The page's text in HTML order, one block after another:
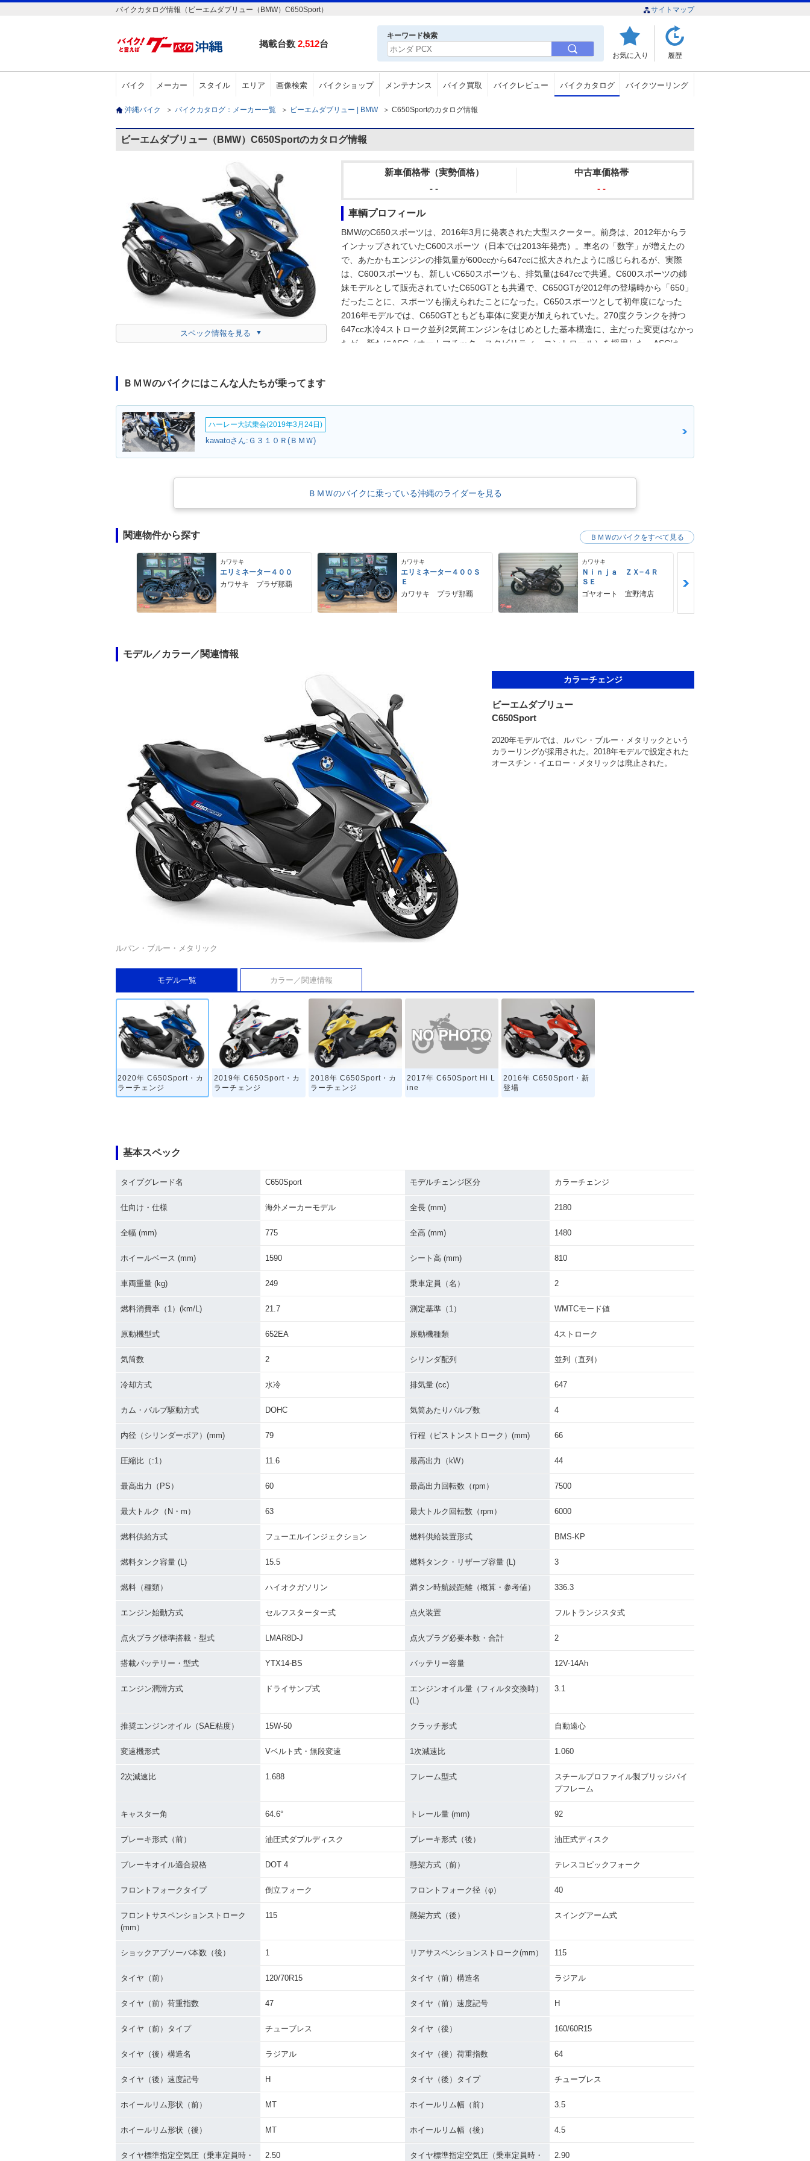
バイクカタログ情報（ビーエムダブリュー（BMW）C650Sport） サイトマップ
掲載台数 2,512台
キーワード検索
お気に入り 履歴
バイク メーカー スタイル エリア 画像検索 バイクショップ メンテナンス バイク買取 バイクレビュー バイクカタログ バイクツーリング
沖縄バイク ＞ バイクカタログ：メーカー一覧 ＞ ビーエムダブリュー | BMW ＞ C650Sportのカタログ情報
ビーエムダブリュー（BMW）C650Sportのカタログ情報
スペック情報を見る
新車価格帯（実勢価格）
- -
中古車価格帯
- -
車輌プロフィール
BMWのC650スポーツは、2016年3月に発表された大型スクーター。前身は、2012年からラ
インナップされていたC600スポーツ（日本では2013年発売）。車名の「数字」が増えたの
で、あたかもエンジンの排気量が600ccから647ccに拡大されたように感じられるが、実際
は、C600スポーツも、新しいC650スポーツも、排気量は647ccで共通。C600スポーツの姉
妹モデルとして販売されていたC650GTとも共通で、C650GTが2012年の登場時から「650」
だったことに、スポーツも揃えられたことになった。C650スポーツとして初年度になった
2016年モデルでは、C650GTともども車体に変更が加えられていた。270度クランクを持つ
647cc水冷4ストローク並列2気筒エンジンをはじめとした基本構造に、主だった変更はなかっ
たが、新たにASC（オートマチック・スタビリティ・コントロール）を採用した。ASCは、
ＢＭＷのバイクにはこんな人たちが乗ってます
ハーレー大試乗会(2019年3月24日)
kawatoさん:Ｇ３１０Ｒ(ＢＭＷ)
ＢＭＷのバイクに乗っている沖縄のライダーを見る
関連物件から探す
カワサキ
エリミネーター４００
カワサキ プラザ那覇
カワサキ
エリミネーター４００Ｓ
Ｅ
カワサキ プラザ那覇
カワサキ
Ｎｉｎｊａ ＺＸ−４Ｒ
ＳＥ
ゴヤオート 宜野湾店
ＢＭＷのバイクをすべて見る
モデル／カラー／関連情報
ルパン・ブルー・メタリック
カラーチェンジ
ビーエムダブリュー
C650Sport
2020年モデルでは、ルパン・ブルー・メタリックという
カラーリングが採用された。2018年モデルで設定された
オースチン・イエロー・メタリックは廃止された。
モデル一覧 カラー／関連情報
2020年 C650Sport・カ
ラーチェンジ
2019年 C650Sport・カ
ラーチェンジ
2018年 C650Sport・カ
ラーチェンジ
2017年 C650Sport Hi L
ine
2016年 C650Sport・新
登場
基本スペック
タイプグレード名 C650Sport モデルチェンジ区分 カラーチェンジ
仕向け・仕様 海外メーカーモデル 全長 (mm) 2180
全幅 (mm) 775 全高 (mm) 1480
ホイールベース (mm) 1590 シート高 (mm) 810
車両重量 (kg) 249 乗車定員（名） 2
燃料消費率（1）(km/L) 21.7 測定基準（1） WMTCモード値
原動機型式 652EA 原動機種類 4ストローク
気筒数 2 シリンダ配列 並列（直列）
冷却方式 水冷 排気量 (cc) 647
カム・バルブ駆動方式 DOHC 気筒あたりバルブ数 4
内径（シリンダーボア）(mm) 79 行程（ピストンストローク）(mm) 66
圧縮比（:1） 11.6 最高出力（kW） 44
最高出力（PS） 60 最高出力回転数（rpm） 7500
最大トルク（N・m） 63 最大トルク回転数（rpm） 6000
燃料供給方式 フューエルインジェクション 燃料供給装置形式 BMS-KP
燃料タンク容量 (L) 15.5 燃料タンク・リザーブ容量 (L) 3
燃料（種類） ハイオクガソリン 満タン時航続距離（概算・参考値） 336.3
エンジン始動方式 セルフスターター式 点火装置 フルトランジスタ式
点火プラグ標準搭載・型式 LMAR8D-J 点火プラグ必要本数・合計 2
搭載バッテリー・型式 YTX14-BS バッテリー容量 12V-14Ah
エンジン潤滑方式 ドライサンプ式
エンジンオイル量（フィルタ交換時）
(L)
3.1
推奨エンジンオイル（SAE粘度） 15W-50 クラッチ形式 自動遠心
変速機形式 Vベルト式・無段変速 1次減速比 1.060
2次減速比 1.688 フレーム型式
スチールプロファイル製ブリッジパイ
プフレーム
キャスター角 64.6° トレール量 (mm) 92
ブレーキ形式（前） 油圧式ダブルディスク ブレーキ形式（後） 油圧式ディスク
ブレーキオイル適合規格 DOT 4 懸架方式（前） テレスコピックフォーク
フロントフォークタイプ 倒立フォーク フロントフォーク径（φ） 40
フロントサスペンションストローク
(mm）
115 懸架方式（後） スイングアーム式
ショックアブソーバ本数（後） 1 リアサスペンションストローク(mm） 115
タイヤ（前） 120/70R15 タイヤ（前）構造名 ラジアル
タイヤ（前）荷重指数 47 タイヤ（前）速度記号 H
タイヤ（前）タイプ チューブレス タイヤ（後） 160/60R15
タイヤ（後）構造名 ラジアル タイヤ（後）荷重指数 64
タイヤ（後）速度記号 H タイヤ（後）タイプ チューブレス
ホイールリム形状（前） MT ホイールリム幅（前） 3.5
ホイールリム形状（後） MT ホイールリム幅（後） 4.5
タイヤ標準指定空気圧（乗車定員時・ 2.50 タイヤ標準指定空気圧（乗車定員時・ 2.90